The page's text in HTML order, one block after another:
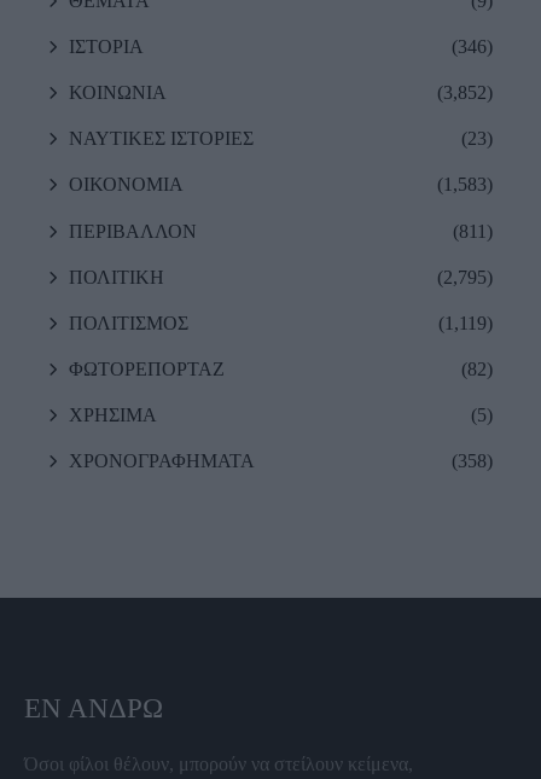
ΙΣΤΟΡΙΑ (346)
ΚΟΙΝΩΝΙΑ (3,852)
ΝΑΥΤΙΚΕΣ ΙΣΤΟΡΙΕΣ (23)
ΟΙΚΟΝΟΜΙΑ (1,583)
ΠΕΡΙΒΑΛΛΟΝ (811)
ΠΟΛΙΤΙΚΗ (2,795)
ΠΟΛΙΤΙΣΜΟΣ (1,119)
ΦΩΤΟΡΕΠΟΡΤΑΖ (82)
ΧΡΗΣΙΜΑ (5)
ΧΡΟΝΟΓΡΑΦΗΜΑΤΑ (358)
ΕΝ ΆΝΔΡΩ
Όσοι φίλοι θέλουν, μπορούν να στείλουν κείμενα,